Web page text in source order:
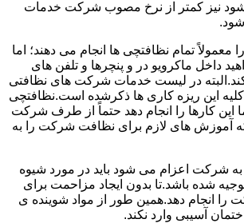
شود نیز کمتر از نرخ مصوب شرکت خدمات
معمولاً تمام نظافتچی ها انجام می دهند؛ اما
داخل ماکرویو در و پنچرها و تلفن های
در لیست خدمات شرکت های نظافتی
این ریزه کاری ها ذکرشده است.نظافتچی
این کارها را انجام دهد حتماً از طرف شرکت
آموزش های لازم برای نظافت شرکت را به
شرکت اعزام می شود باید در مورد شیوه
شده باشد.تا بدون ایجاد مزاحمت برای
را انجام دهد.همین طور از مواد شوینده ی
آسیبی وارد نکند.